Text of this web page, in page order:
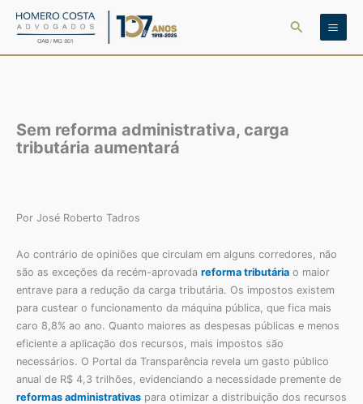
para
Pesquisar
Sem reforma administrativa, carga
tributária aumentará
Por José Roberto Tadros
Ao contrário de opiniões que circulam em alguns corredores, não
são as exceções da recém-aprovada reforma tributária o maior
entrave para a redução da carga tributária. Os impostos existem
para custear o funcionamento da máquina pública, que fica mais
caro 8,8% ao ano. Quanto maiores as despesas públicas e menos
eficiente a aplicação dos recursos, mais impostos são
necessários. O Portal da Transparência revela um gasto público
anual de R$ 4,3 trilhões, evidenciando a necessidade premente de
reformas administrativas para otimizar a distribuição dos recursos